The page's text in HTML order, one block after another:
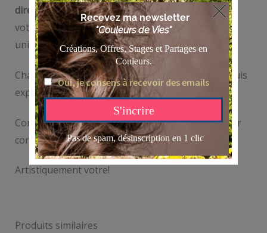
directement mon travail d’artiste
tout en offrant à
votre intérieur une pièce inspirante, apaisante et
unique.
Chaque toile est créée spécialement pour vous, puis
expédiée sous quelques jours.
Contactez moi directement via le formulaire ou sur
contact@annebattoue.com.
Artistiquement votre!
Produits similaires